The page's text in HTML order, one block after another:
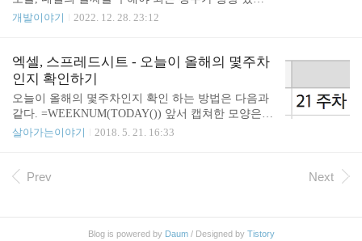
기능들을 이용할 수 있는데요. 자동으로 오늘 날짜나
현재 시각을 표시해 줄 수 있습니다. 클립보드에 있
mic Placeholders라고 합니다. 스닙팻으로 완성되는
내용에..
니다. 오늘은 2022년 12월 28일입니다. 어제, 오늘, 내
늘 날짜를 구할 수 있습니다. println(LocalDate.now().
plusDays(-1)) // 2022-12-27 println(LocalDate.now()) //
2022-12-28 println(LocalDate.now().plusDays(1)) // 202
2-12-29 리턴 타입은 LocalDate 타입입니다. 문자열로
리턴 받으려면? LocalDate.now()의 리턴타입은 Loca
l..
개발이야기 2022. 12. 28. 23:12
엑셀, 스프레드시트 - 오늘이 올해의 몇주차
인지 확인하기
오늘이 올해의 몇주차인지 확인 하는 방법은 다음과
같다. =WEEKNUM(TODAY()) 앞서 캡쳐한 모양은
뒤에 문자를 추가 해 준 것일 뿐이다. =WEEKNUM(T
지 않았다. 스프레드시트에 정리 해서 밀린 목표량을
살아가는이야기 2018. 5. 21. 16:33
Prev Next
Blog is powered by Daum/ Designed by Tistory